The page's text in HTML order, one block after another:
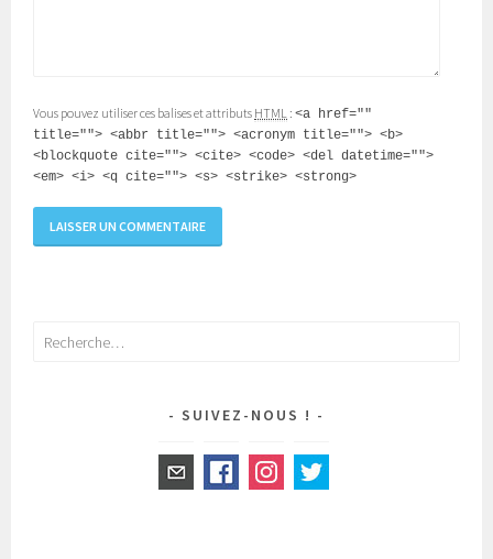
Vous pouvez utiliser ces balises et attributs HTML :<a href=""
title=""> <abbr title=""> <acronym title=""> <b>
<blockquote cite=""> <cite> <code> <del datetime="">
<em> <i> <q cite=""> <s> <strike> <strong>
Rechercher :
SUIVEZ-NOUS !